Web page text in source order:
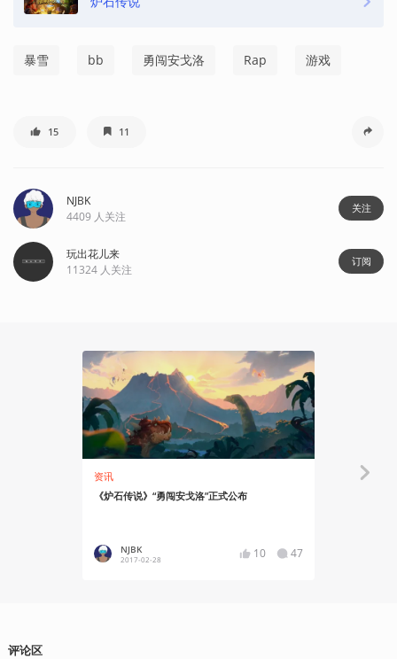
暴雪 bb 勇闯安戈洛 Rap 游戏
15 11
NJBK
4409 人关注
关注
玩出花儿来
11324 人关注
订阅
资讯
《炉石传说》“勇闯安戈洛”正式公布
NJBK
2017-02-28 10 47
评论区